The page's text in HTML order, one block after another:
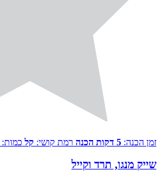
זמן הכנה: 5 דקות הכנה רמת קושי: קל כמות:
שייק מנגו, תרד וקייל